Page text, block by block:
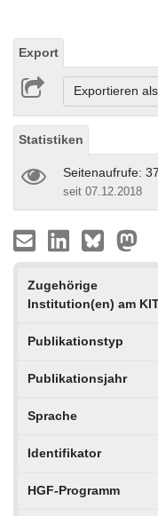
Export
Exportieren
Statistiken
Seitenaufrufe: 37
seit 07.12.2018
Zugehörige
Institution(en) am
Publikationstyp
Publikationsjahr
Sprache
Identifikator
HGF-Programm